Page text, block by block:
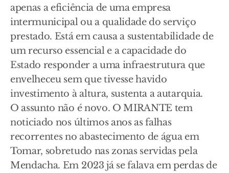
apenas a eficiência de uma empresa
intermunicipal ou a qualidade do serviço
prestado. Está em causa a sustentabilidade de
um recurso essencial e a capacidade do
Estado responder a uma infraestrutura que
envelheceu sem que tivesse havido
investimento à altura, sustenta a autarquia.
O assunto não é novo. O MIRANTE tem
noticiado nos últimos anos as falhas
recorrentes no abastecimento de água em
Tomar, sobretudo nas zonas servidas pela
Mendacha. Em 2023 já se falava em perdas de